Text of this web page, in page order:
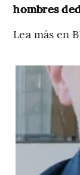
hombres
Lea más en